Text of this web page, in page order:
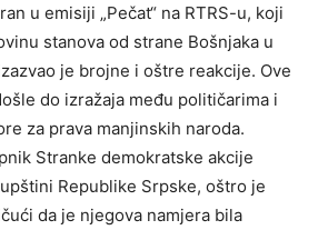
u emisiji „Pečat“ na RTRS-u, koji
stanova od strane Bošnjaka u
je brojne i oštre reakcije. Ove
do izražaja među političarima i
za prava manjinskih naroda.
Stranke demokratske akcije
Republike Srpske, oštro je
da je njegova namjera bila